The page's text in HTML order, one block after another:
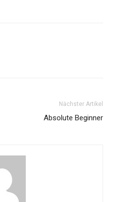
Nächster Artikel
Absolute Beginner